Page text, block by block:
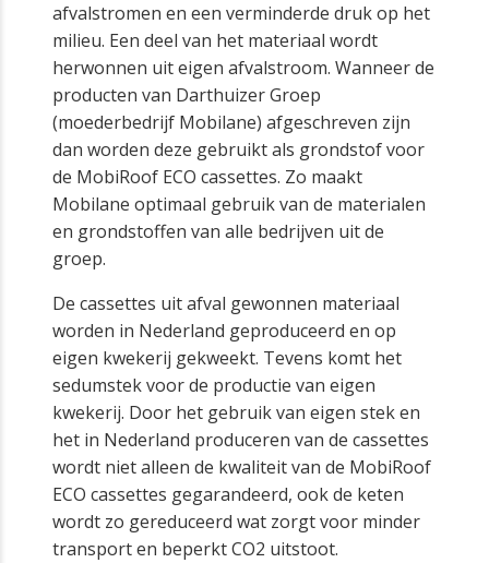
afvalstromen en een verminderde druk op het
milieu. Een deel van het materiaal wordt
herwonnen uit eigen afvalstroom. Wanneer de
producten van Darthuizer Groep
(moederbedrijf Mobilane) afgeschreven zijn
dan worden deze gebruikt als grondstof voor
de MobiRoof ECO cassettes. Zo maakt
Mobilane optimaal gebruik van de materialen
en grondstoffen van alle bedrijven uit de
groep.
De cassettes uit afval gewonnen materiaal
worden in Nederland geproduceerd en op
eigen kwekerij gekweekt. Tevens komt het
sedumstek voor de productie van eigen
kwekerij. Door het gebruik van eigen stek en
het in Nederland produceren van de cassettes
wordt niet alleen de kwaliteit van de MobiRoof
ECO cassettes gegarandeerd, ook de keten
wordt zo gereduceerd wat zorgt voor minder
transport en beperkt CO2 uitstoot.